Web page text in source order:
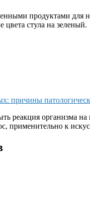
продуктами
цвета стула на зеленый.
причины
реакция организма на
применительно к